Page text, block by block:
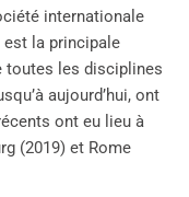
internationale
est la principale
toutes les disciplines
aujourd’hui, ont
ont eu lieu à
(2019) et Rome